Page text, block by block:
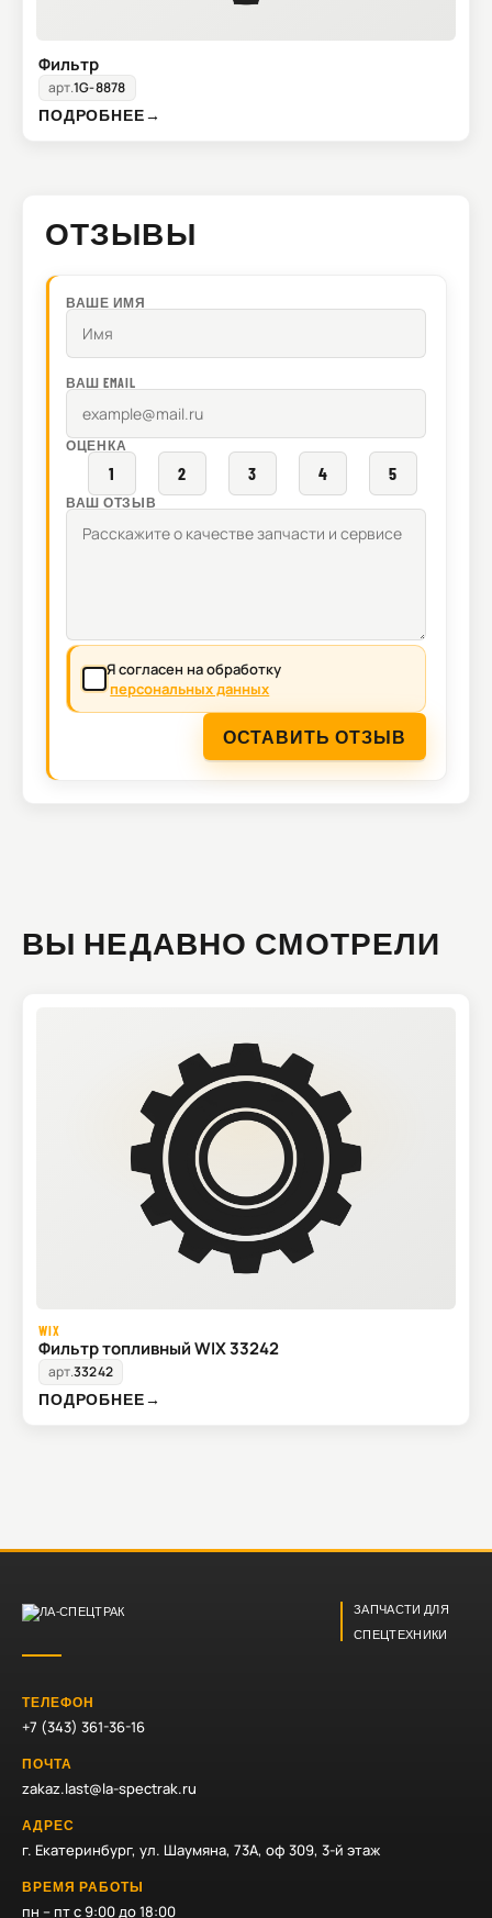
Фильтр
арт.1G-8878
ПОДРОБНЕЕ→
ОТЗЫВЫ
ВАШЕ ИМЯ
ВАШ EMAIL
ОЦЕНКА
1 2 3 4 5
ВАШ ОТЗЫВ
Я согласен на обработку
персональных данных
ОСТАВИТЬ ОТЗЫВ
ВЫ НЕДАВНО СМОТРЕЛИ
WIX
Фильтр топливный WIX 33242
арт.33242
ПОДРОБНЕЕ→
ЗАПЧАСТИ ДЛЯ
СПЕЦТЕХНИКИ
ТЕЛЕФОН
+7 (343) 361-36-16
ПОЧТА
zakaz.last@la-spectrak.ru
АДРЕС
г. Екатеринбург, ул. Шаумяна, 73А, оф 309, 3-й этаж
ВРЕМЯ РАБОТЫ
пн – пт с 9:00 до 18:00